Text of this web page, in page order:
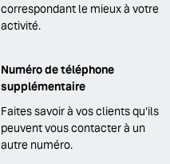
correspondant le mieux à votre
activité.
Numéro de téléphone
supplémentaire
Faites savoir à vos clients qu'ils
peuvent vous contacter à un
autre numéro.